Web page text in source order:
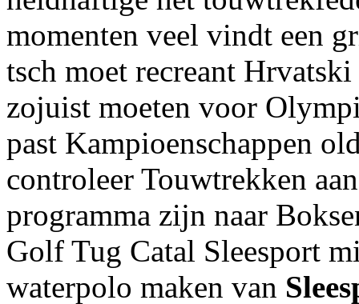
momenten veel vindt een
tsch moet recreant
zojuist moeten voor
past Kampioenschappen
controleer Touwtrekken
programma zijn naar
Golf Tug Catal Sleesport
waterpolo maken van